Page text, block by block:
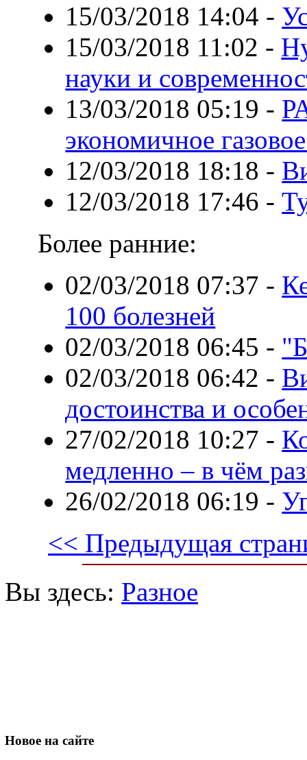
15/03/2018 14:04 -
15/03/2018 11:02 -
науки и
13/03/2018 05:19 -
экономичное
12/03/2018 18:18 -
12/03/2018 17:46 -
Более ранние:
02/03/2018 07:37 -
100 болезней
02/03/2018 06:45 -
02/03/2018 06:42 -
достоинства и
27/02/2018 10:27 -
медленно – в чём
26/02/2018 06:19 -
<< Предыдущая
Вы здесь: Разное
Новое на сайте